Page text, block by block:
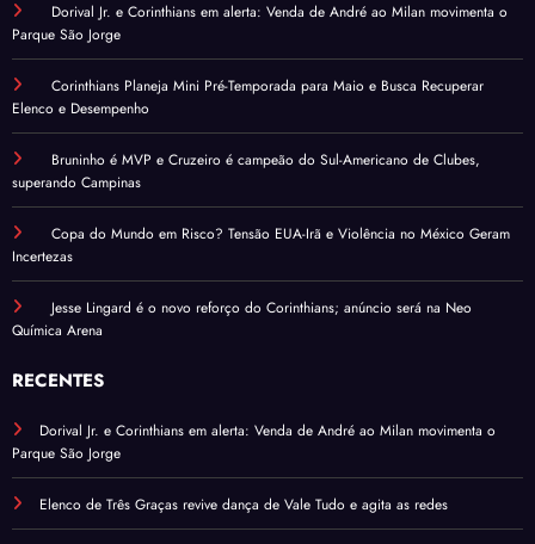
Dorival Jr. e Corinthians em alerta: Venda de André ao Milan movimenta o
Parque São Jorge
Corinthians Planeja Mini Pré-Temporada para Maio e Busca Recuperar
Elenco e Desempenho
Bruninho é MVP e Cruzeiro é campeão do Sul-Americano de Clubes,
superando Campinas
Copa do Mundo em Risco? Tensão EUA-Irã e Violência no México Geram
Incertezas
Jesse Lingard é o novo reforço do Corinthians; anúncio será na Neo
Química Arena
RECENTES
Dorival Jr. e Corinthians em alerta: Venda de André ao Milan movimenta o
Parque São Jorge
Elenco de Três Graças revive dança de Vale Tudo e agita as redes